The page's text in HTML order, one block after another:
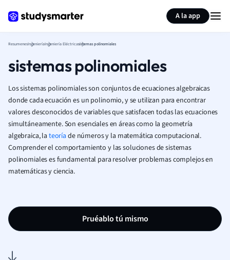
A la app
ResumenesIngenieríaIngeniería Eléctricasistemas polinomiales
sistemas polinomiales
Los sistemas polinomiales son conjuntos de ecuaciones algebraicas
donde cada ecuación es un polinomio, y se utilizan para encontrar
valores desconocidos de variables que satisfacen todas las ecuaciones
simultáneamente. Son esenciales en áreas como la geometría
algebraica, la teoría de números y la matemática computacional.
Comprender el comportamiento y las soluciones de sistemas
polinomiales es fundamental para resolver problemas complejos en
matemáticas y ciencia.
Pruéablo tú mismo
Resumir página